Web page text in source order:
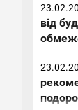
від